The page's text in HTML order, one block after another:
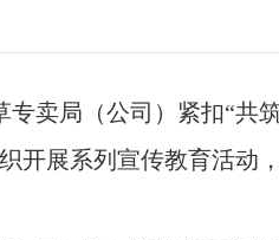
专卖局（公司）紧扣“共
开展系列宣传教育活动